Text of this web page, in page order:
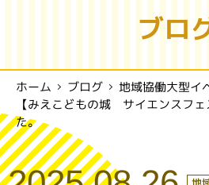
ブロ
ホーム ブログ 地域協働大型イ
【みえこどもの城 サイエンスフ
た。